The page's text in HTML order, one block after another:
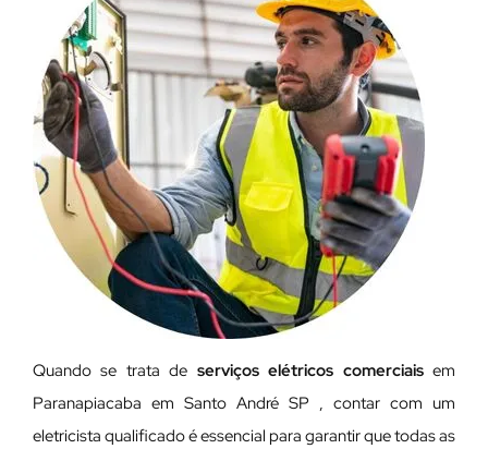
Quando se trata de serviços elétricos comerciaisem
Paranapiacaba em Santo André SP , contar com um
eletricista qualificado é essencial para garantir que todas as